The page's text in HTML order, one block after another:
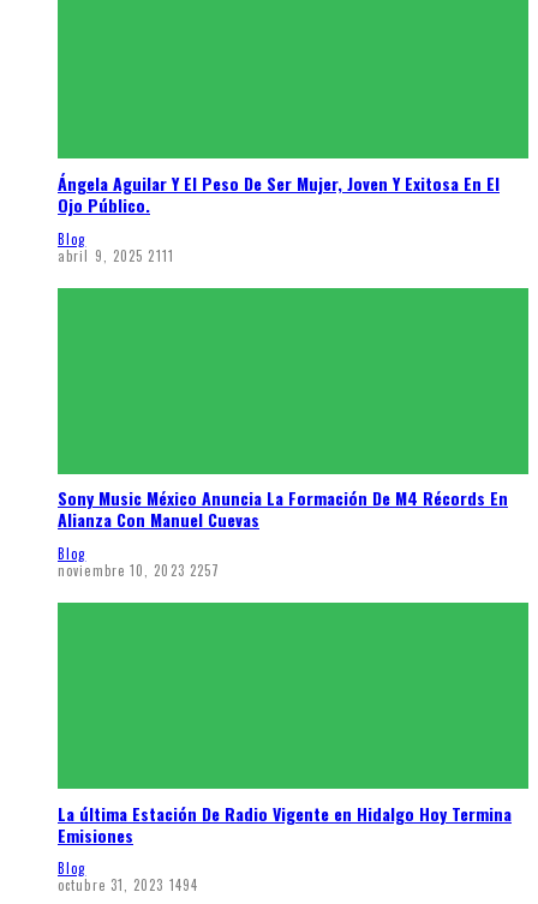
Ángela Aguilar Y El Peso De Ser Mujer, Joven Y Exitosa En El
Ojo Público.
Blog
abril 9, 2025 2111
Sony Music México Anuncia La Formación De M4 Récords En
Alianza Con Manuel Cuevas
Blog
noviembre 10, 2023 2257
La última Estación De Radio Vigente en Hidalgo Hoy Termina
Emisiones
Blog
octubre 31, 2023 1494